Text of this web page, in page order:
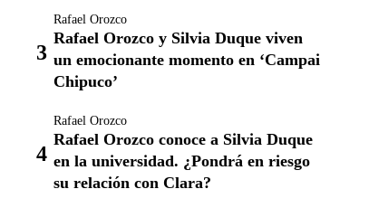
Rafael Orozco
Rafael Orozco y Silvia Duque viven
un emocionante momento en ‘Campai
Chipuco’
Rafael Orozco
Rafael Orozco conoce a Silvia Duque
en la universidad. ¿Pondrá en riesgo
su relación con Clara?